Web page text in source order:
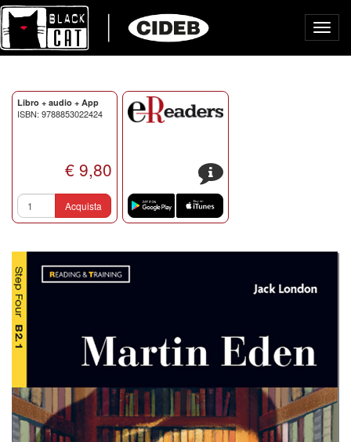
Libro + audio + App
ISBN: 9788853022424
€ 9,80
Acquista
s